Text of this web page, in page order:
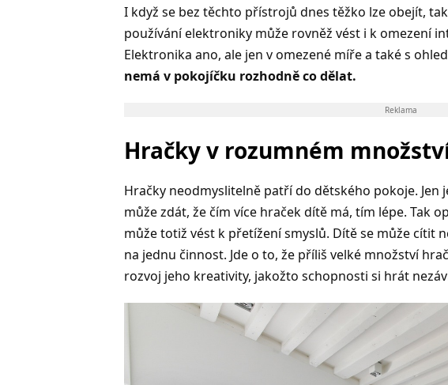
I když se bez těchto přístrojů dnes těžko lze obejít,
používání elektroniky může rovněž vést i k omezení
Elektronika ano, ale jen v omezené míře a také s
nemá v pokojíčku rozhodně co dělat.
Reklama
Hračky v rozumném
Hračky neodmyslitelně patří do dětského pokoje. Jen
může zdát, že čím více hraček dítě má, tím lépe. Tak
může totiž vést k přetížení smyslů. Dítě se může cítit
na jednu činnost. Jde o to, že příliš velké množství
rozvoj jeho kreativity, jakožto schopnosti si hrát